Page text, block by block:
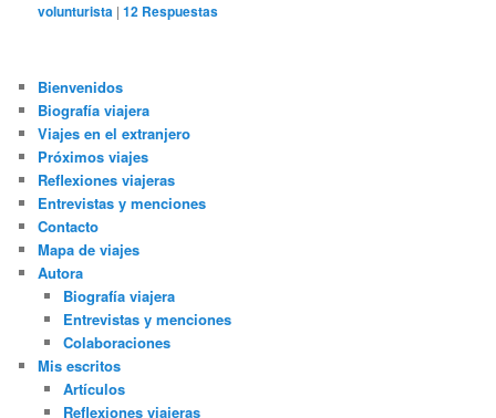
volunturista |12 Respuestas
Bienvenidos
Biografía viajera
Viajes en el extranjero
Próximos viajes
Reflexiones viajeras
Entrevistas y menciones
Contacto
Mapa de viajes
Autora
Biografía viajera
Entrevistas y menciones
Colaboraciones
Mis escritos
Artículos
Reflexiones viajeras